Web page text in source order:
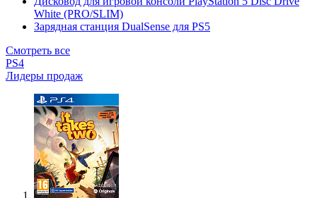
White (PRO/SLIM)
Зарядная станция DualSense для PS5
Смотреть все
PS4
Лидеры продаж